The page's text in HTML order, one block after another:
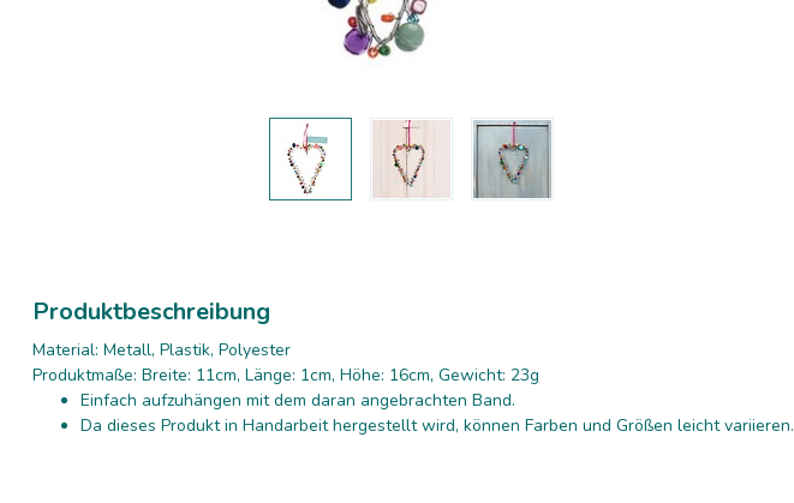
Produktbeschreibung
Material: Metall, Plastik, Polyester
Produktmaße: Breite: 11cm, Länge: 1cm, Höhe: 16cm, Gewicht: 23g
Einfach aufzuhängen mit dem daran angebrachten Band.
Da dieses Produkt in Handarbeit hergestellt wird, können Farben und Größen leicht variieren.